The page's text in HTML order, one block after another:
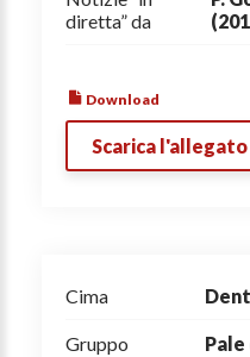
diretta” da
Download
Scarica l'allegato
Cima
Gruppo Pale